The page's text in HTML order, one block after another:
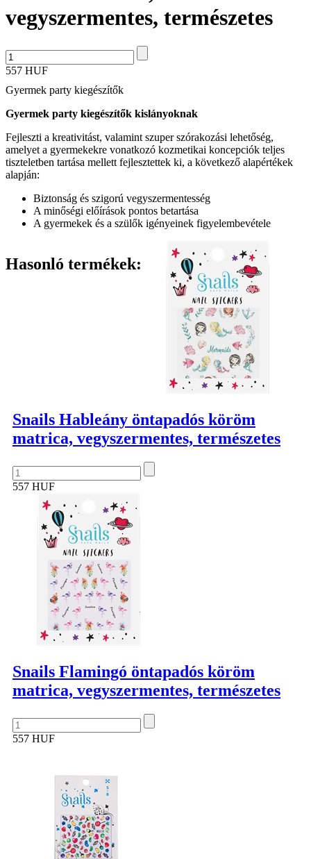
vegyszermentes, természetes
557 HUF
Gyermek party kiegészítők
Gyermek party kiegészítők kislányoknak
Fejleszti a kreativitást, valamint szuper szórakozási lehetőség,
amelyet a gyermekekre vonatkozó kozmetikai koncepciók teljes
tiszteletben tartása mellett fejlesztettek ki, a következő alapértékek
alapján:
Biztonság és szigorú vegyszermentesség
A minőségi előírások pontos betartása
A gyermekek és a szülők igényeinek figyelembevétele
Hasonló termékek:
Snails Hableány öntapadós köröm
matrica, vegyszermentes, természetes
557 HUF
Snails Flamingó öntapadós köröm
matrica, vegyszermentes, természetes
557 HUF